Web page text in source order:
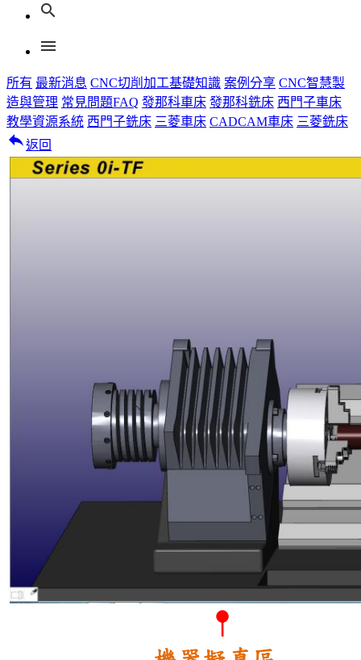
search
menu
所有 最新消息 CNC切削加工基礎知識 案例分享 CNC智慧製
造與管理 常見問題FAQ 發那科車床 發那科銑床 西門子車床
教學資源系統 西門子銑床 三菱車床 CADCAM車床 三菱銑床
reply返回